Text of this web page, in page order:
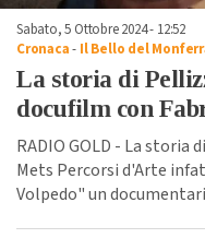
Sabato, 5 Ottobre 2024 - 12:52
Cronaca- Il Bello del
La storia di
docufilm con
RADIO GOLD - La storia
Mets Percorsi d'Arte
Volpedo" un